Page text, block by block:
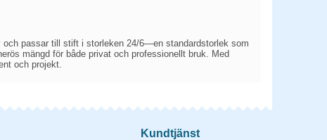
och passar till stift i storleken 24/6—en standardstorlek som
mängd för både privat och professionellt bruk. Med
och projekt.
Kundtjänst